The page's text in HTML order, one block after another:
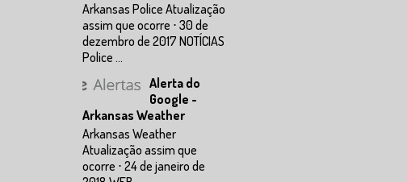
Arkansas Police Atualização
assim que ocorre ⋅ 30 de
dezembro de 2017 NOTÍCIAS
Police ...
Alerta do
Google -
Arkansas Weather
Arkansas Weather
Atualização assim que
ocorre ⋅ 24 de janeiro de